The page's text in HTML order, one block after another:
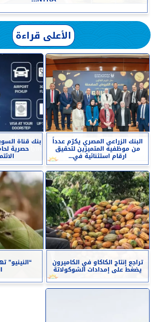
الأعلى قراءة
البنك الزراعي المصري يكرّم عدداً
من موظفيه المتميزين لتحقيق
ارقام استثنائية في...
بنك قناة
حصرية
تراجع إنتاج الكاكاو في الكاميرون
يضغط على إمدادات الشوكولاتة